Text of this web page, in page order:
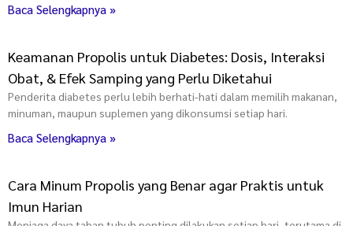
Baca Selengkapnya »
Keamanan Propolis untuk Diabetes: Dosis, Interaksi
Obat, & Efek Samping yang Perlu Diketahui
Penderita diabetes perlu lebih berhati-hati dalam memilih makanan,
minuman, maupun suplemen yang dikonsumsi setiap hari.
Baca Selengkapnya »
Cara Minum Propolis yang Benar agar Praktis untuk
Imun Harian